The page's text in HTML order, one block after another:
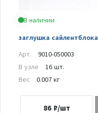
В наличии
заглушка сайлентблока
Арт.
9010-050003
В узле
16 шт.
Вес
0.007 кг
86 ₽/шт